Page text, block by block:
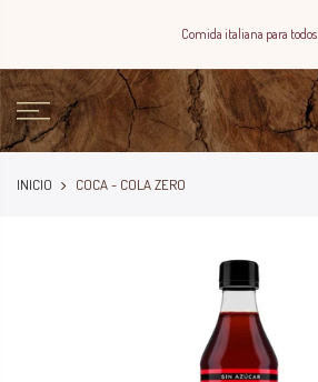
Comida italiana para todos
INICIO COCA - COLA ZERO